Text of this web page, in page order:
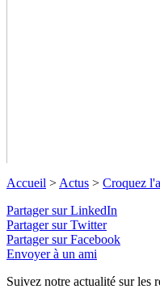
Accueil > Actus > Croquez
Partager sur LinkedIn
Partager sur Twitter
Partager sur Facebook
Envoyer à un ami
Suivez notre actualité sur les